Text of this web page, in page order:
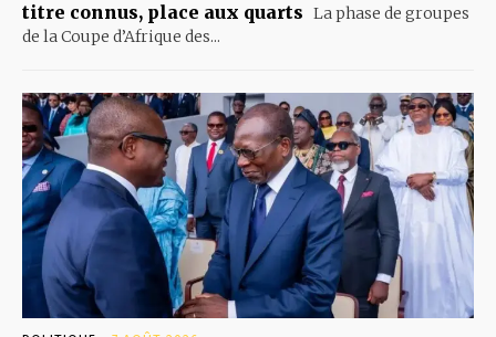
titre connus, place aux quarts La phase de groupes
de la Coupe d’Afrique des...